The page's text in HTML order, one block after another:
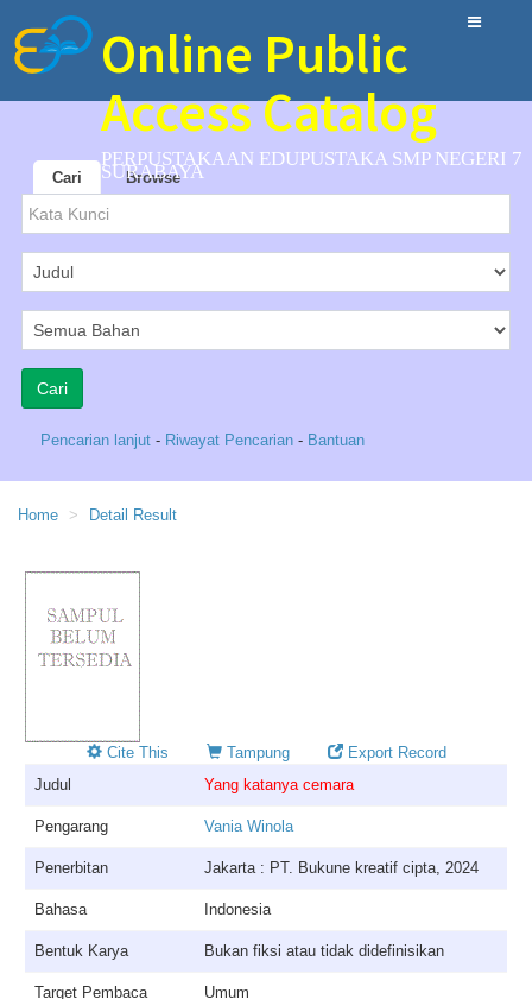
Online Public
Access Catalog
PERPUSTAKAAN EDUPUSTAKA SMP NEGERI 7
SURABAYA
Cari Browse
Pencarian lanjut - Riwayat Pencarian - Bantuan
Home Detail Result
Cite This Tampung
Export Record
Judul
Yang katanya cemara
Pengarang Vania Winola
Penerbitan Jakarta : PT. Bukune kreatif cipta, 2024
Bahasa Indonesia
Bentuk Karya Bukan fiksi atau tidak didefinisikan
Target Pembaca Umum